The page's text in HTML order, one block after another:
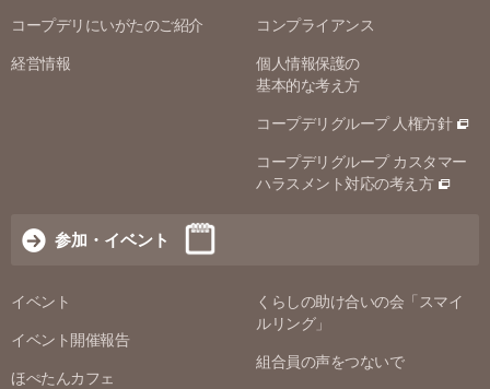
コープデリにいがたのご紹介
経営情報
コンプライアンス
個人情報保護の
基本的な考え方
コープデリグループ 人権方針
コープデリグループ カスタマー
ハラスメント対応の考え方
参加・イベント
イベント
イベント開催報告
ほぺたんカフェ
くらしの助け合いの会「スマイ
ルリング」
組合員の声をつないで